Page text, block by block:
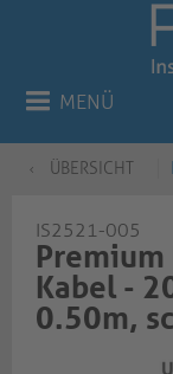
MENÜ
ÜBERSICHT
IS2521-005
Premium
Kabel -
0.50m,